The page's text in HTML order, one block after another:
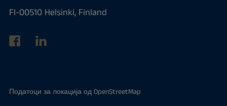
FI-00510 Helsinki, Finland
Податоци за локација од OpenStreetMap